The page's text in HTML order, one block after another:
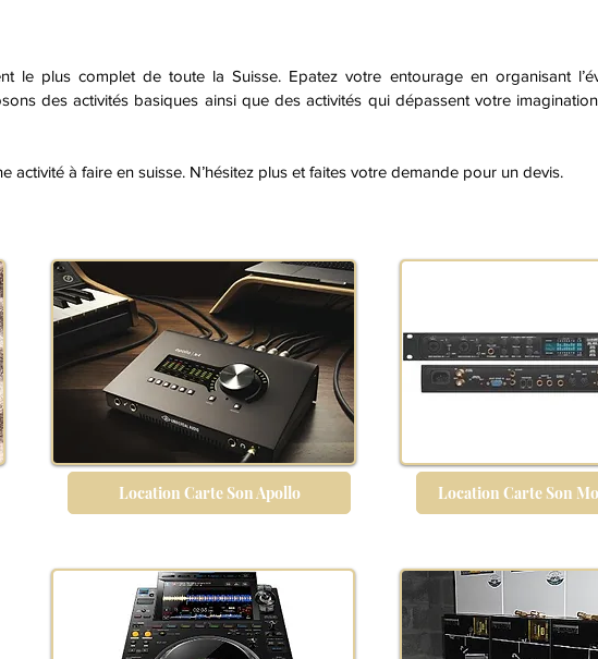
le plus complet de toute la Suisse. Epatez votre entourage en organisant
des activités basiques ainsi que des activités qui dépassent votre
activité à faire en suisse. N’hésitez plus et faites votre demande pour un devis.
Location Carte Son Apollo Location Carte Son